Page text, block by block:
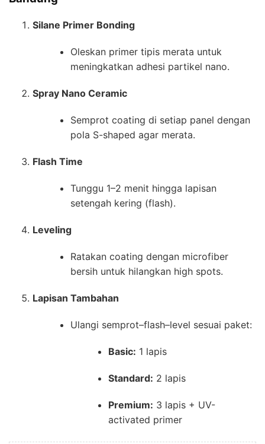
Silane Primer Bonding
Oleskan primer tipis merata untuk
meningkatkan adhesi partikel nano.
Spray Nano Ceramic
Semprot coating di setiap panel dengan
pola S-shaped agar merata.
Flash Time
Tunggu 1–2 menit hingga lapisan
setengah kering (flash).
Leveling
Ratakan coating dengan microfiber
bersih untuk hilangkan high spots.
Lapisan Tambahan
Ulangi semprot–flash–level sesuai paket:
Basic: 1 lapis
Standard: 2 lapis
Premium: 3 lapis + UV-
activated primer